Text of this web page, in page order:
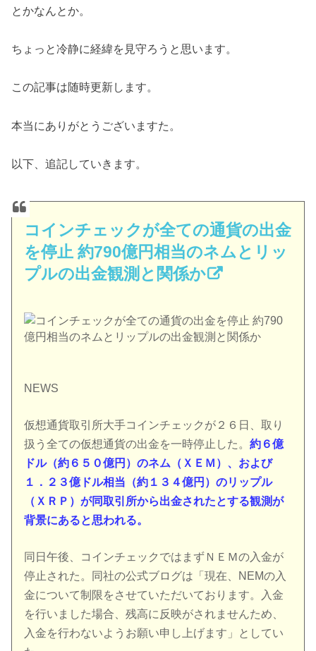
とかなんとか。
ちょっと冷静に経緯を見守ろうと思います。
この記事は随時更新します。
本当にありがとうございますた。
以下、追記していきます。
コインチェックが全ての通貨の出金
を停止 約790億円相当のネムとリッ
プルの出金観測と関係か
NEWS
仮想通貨取引所大手コインチェックが２６日、取り
扱う全ての仮想通貨の出金を一時停止した。約６億
ドル（約６５０億円）のネム（ＸＥＭ）、および
１．２３億ドル相当（約１３４億円）のリップル
（ＸＲＰ）が同取引所から出金されたとする観測が
背景にあると思われる。
同日午後、コインチェックではまずＮＥＭの入金が
停止された。同社の公式ブログは「現在、NEMの入
金について制限をさせていただいております。入金
を行いました場合、残高に反映がされませんため、
入金を行わないようお願い申し上げます」としてい